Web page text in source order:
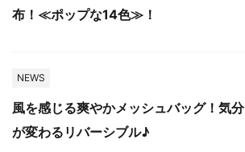
布！≪ポップな14色≫！
NEWS
風を感じる爽やかメッシュバッグ！気分
が変わるリバーシブル♪